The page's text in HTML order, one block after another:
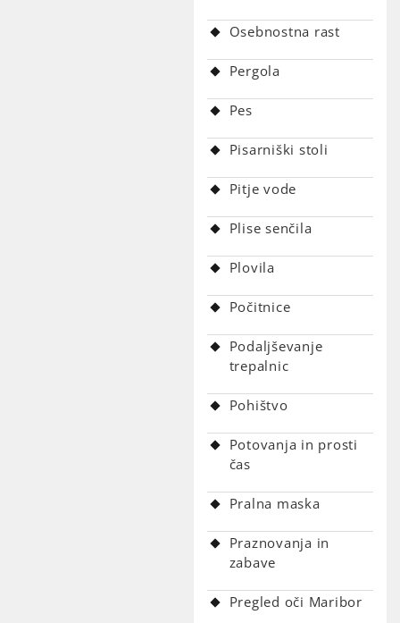
Osebnostna rast
Pergola
Pes
Pisarniški stoli
Pitje vode
Plise senčila
Plovila
Počitnice
Podaljševanje
trepalnic
Pohištvo
Potovanja in prosti
čas
Pralna maska
Praznovanja in
zabave
Pregled oči Maribor